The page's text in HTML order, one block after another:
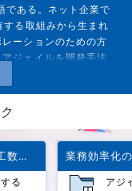
ある。ネット企業で
る取組みから生まれ
ーションのための方
ジェイルを開発手法
したITサービスが、
るが、広義の解釈で
ビスを迅速に市場投
迅速化の取組みの一
アプリケーション開発にかかるコストや工数をどう削減するか
る
アジ